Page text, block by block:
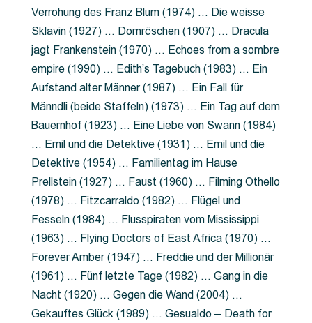
Verrohung des Franz Blum (1974) … Die weisse
Sklavin (1927) … Dornröschen (1907) … Dracula
jagt Frankenstein (1970) … Echoes from a sombre
empire (1990) … Edith’s Tagebuch (1983) … Ein
Aufstand alter Männer (1987) … Ein Fall für
Männdli (beide Staffeln) (1973) … Ein Tag auf dem
Bauernhof (1923) … Eine Liebe von Swann (1984)
… Emil und die Detektive (1931) … Emil und die
Detektive (1954) … Familientag im Hause
Prellstein (1927) … Faust (1960) … Filming Othello
(1978) … Fitzcarraldo (1982) … Flügel und
Fesseln (1984) … Flusspiraten vom Mississippi
(1963) … Flying Doctors of East Africa (1970) …
Forever Amber (1947) … Freddie und der Millionär
(1961) … Fünf letzte Tage (1982) … Gang in die
Nacht (1920) … Gegen die Wand (2004) …
Gekauftes Glück (1989) … Gesualdo – Death for